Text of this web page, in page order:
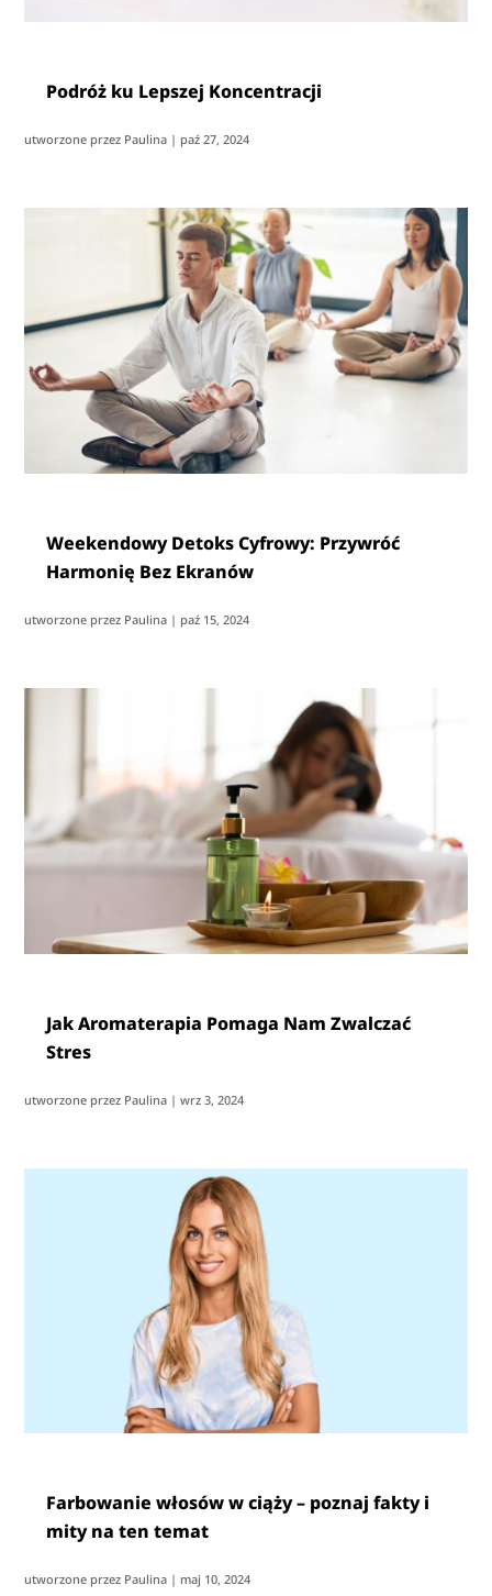
Podróż ku Lepszej Koncentracji
utworzone przez Paulina | paź 27, 2024
Weekendowy Detoks Cyfrowy: Przywróć
Harmonię Bez Ekranów
utworzone przez Paulina | paź 15, 2024
Jak Aromaterapia Pomaga Nam Zwalczać
Stres
utworzone przez Paulina |wrz 3, 2024
Farbowanie włosów w ciąży – poznaj fakty i
mity na ten temat
utworzone przez Paulina | maj 10, 2024